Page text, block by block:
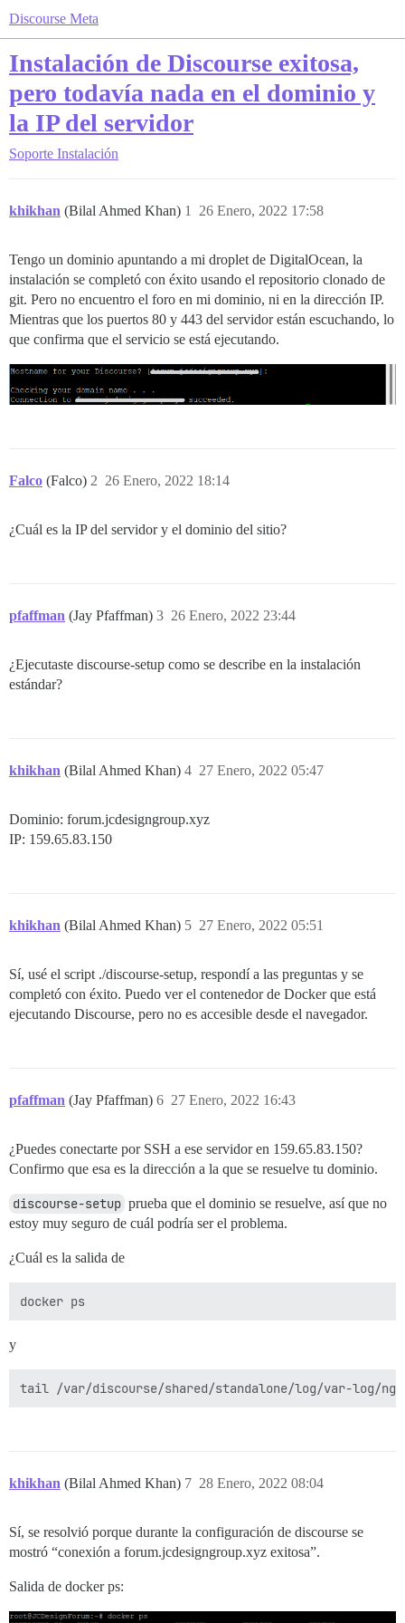
Discourse Meta
Instalación de Discourse exitosa,
pero todavía nada en el dominio y
la IP del servidor
Soporte Instalación
khikhan (Bilal Ahmed Khan) 26 Enero, 2022 17:58
1
Tengo un dominio apuntando a mi droplet de DigitalOcean, la
instalación se completó con éxito usando el repositorio clonado de
git. Pero no encuentro el foro en mi dominio, ni en la dirección IP.
Mientras que los puertos 80 y 443 del servidor están escuchando, lo
que confirma que el servicio se está ejecutando.
Falco (Falco) 26 Enero, 2022 18:14
2
¿Cuál es la IP del servidor y el dominio del sitio?
pfaffman (Jay Pfaffman) 26 Enero, 2022 23:44
3
¿Ejecutaste discourse-setup como se describe en la instalación
estándar?
khikhan (Bilal Ahmed Khan) 27 Enero, 2022 05:47
4
Dominio: forum.jcdesigngroup.xyz
IP: 159.65.83.150
khikhan (Bilal Ahmed Khan) 27 Enero, 2022 05:51
5
Sí, usé el script ./discourse-setup, respondí a las preguntas y se
completó con éxito. Puedo ver el contenedor de Docker que está
ejecutando Discourse, pero no es accesible desde el navegador.
pfaffman (Jay Pfaffman) 27 Enero, 2022 16:43
6
¿Puedes conectarte por SSH a ese servidor en 159.65.83.150?
Confirmo que esa es la dirección a la que se resuelve tu dominio.
discourse-setup prueba que el dominio se resuelve, así que no
estoy muy seguro de cuál podría ser el problema.
¿Cuál es la salida de
y
khikhan (Bilal Ahmed Khan) 28 Enero, 2022 08:04
7
Sí, se resolvió porque durante la configuración de discourse se
mostró “conexión a forum.jcdesigngroup.xyz exitosa”.
Salida de docker ps: